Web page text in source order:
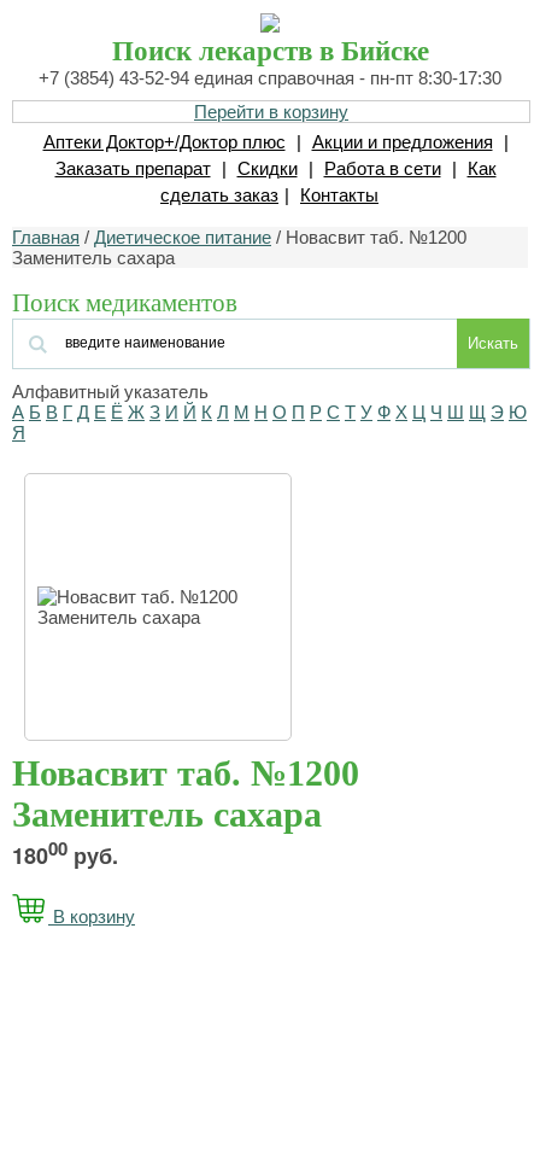
Поиск лекарств в Бийске
+7 (3854) 43-52-94 единая справочная - пн-пт 8:30-17:30
Перейти в корзину
Аптеки Доктор+/Доктор плюс
| Акции и предложения
|
Заказать препарат
| Скидки | Работа в сети |
Как
сделать заказ | Контакты
Главная / Диетическое питание / Новасвит таб. №1200
Заменитель сахара
Поиск медикаментов
Искать
Алфавитный указатель
А Б В Г Д Е Ё Ж З И Й К Л М Н О П Р С Т У Ф Х Ц Ч Ш Щ Э Ю
Я
Новасвит таб. №1200
Заменитель сахара
18000 руб.
В корзину